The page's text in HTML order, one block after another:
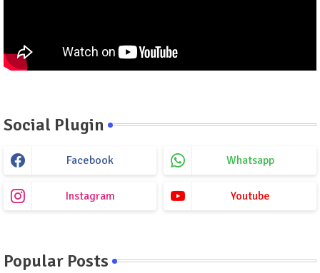
Social Plugin
Facebook Whatsapp
Instagram Youtube
Popular Posts